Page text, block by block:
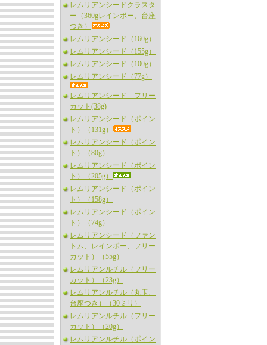
レムリアンシードクラスタ
ー（360gレインボー、台座
つき）
レムリアンシード（160g）
レムリアンシード（155g）
レムリアンシード（100g）
レムリアンシード（77g）
レムリアンシード フリー
カット(38g)
レムリアンシード（ポイン
ト）（131g）
レムリアンシード（ポイン
ト）（80g）
レムリアンシード（ポイン
ト）（205g）
レムリアンシード（ポイン
ト）（158g）
レムリアンシード（ポイン
ト）（74g）
レムリアンシード（ファン
トム、レインボー、フリー
カット）（55g）
レムリアンルチル（フリー
カット）（23g）
レムリアンルチル（丸玉、
台座つき）（30ミリ）
レムリアンルチル（フリー
カット）（20g）
レムリアンルチル（ポイン